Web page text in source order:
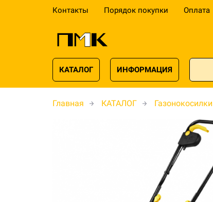
Контакты Порядок покупки Оплата
КАТАЛОГ ИНФОРМАЦИЯ
Главная КАТАЛОГ Газонокосилки